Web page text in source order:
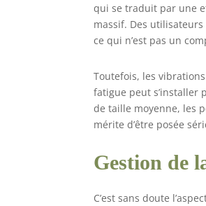
qui se traduit par une
massif. Des
ce qui n’est pas un
Toutefois, les
fatigue peut s’installer
de taille moyenne, les
mérite d’être posée
Gestion de
C’est sans doute